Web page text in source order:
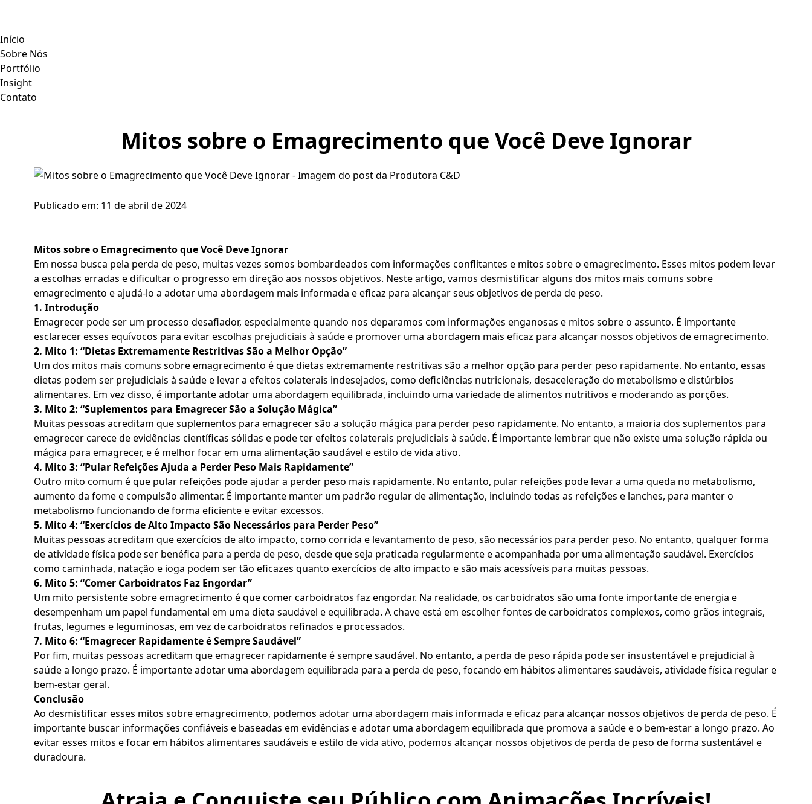
Início
Sobre Nós
Portfólio
Insight
Contato
Mitos sobre o Emagrecimento que Você Deve Ignorar
Publicado em: 11 de abril de 2024
Mitos sobre o Emagrecimento que Você Deve Ignorar
Em nossa busca pela perda de peso, muitas vezes somos bombardeados com informações conflitantes e mitos sobre o emagrecimento. Esses mitos podem levar
a escolhas erradas e dificultar o progresso em direção aos nossos objetivos. Neste artigo, vamos desmistificar alguns dos mitos mais comuns sobre
emagrecimento e ajudá-lo a adotar uma abordagem mais informada e eficaz para alcançar seus objetivos de perda de peso.
1. Introdução
Emagrecer pode ser um processo desafiador, especialmente quando nos deparamos com informações enganosas e mitos sobre o assunto. É importante
esclarecer esses equívocos para evitar escolhas prejudiciais à saúde e promover uma abordagem mais eficaz para alcançar nossos objetivos de emagrecimento.
2. Mito 1: “Dietas Extremamente Restritivas São a Melhor Opção”
Um dos mitos mais comuns sobre emagrecimento é que dietas extremamente restritivas são a melhor opção para perder peso rapidamente. No entanto, essas
dietas podem ser prejudiciais à saúde e levar a efeitos colaterais indesejados, como deficiências nutricionais, desaceleração do metabolismo e distúrbios
alimentares. Em vez disso, é importante adotar uma abordagem equilibrada, incluindo uma variedade de alimentos nutritivos e moderando as porções.
3. Mito 2: “Suplementos para Emagrecer São a Solução Mágica”
Muitas pessoas acreditam que suplementos para emagrecer são a solução mágica para perder peso rapidamente. No entanto, a maioria dos suplementos para
emagrecer carece de evidências científicas sólidas e pode ter efeitos colaterais prejudiciais à saúde. É importante lembrar que não existe uma solução rápida ou
mágica para emagrecer, e é melhor focar em uma alimentação saudável e estilo de vida ativo.
4. Mito 3: “Pular Refeições Ajuda a Perder Peso Mais Rapidamente”
Outro mito comum é que pular refeições pode ajudar a perder peso mais rapidamente. No entanto, pular refeições pode levar a uma queda no metabolismo,
aumento da fome e compulsão alimentar. É importante manter um padrão regular de alimentação, incluindo todas as refeições e lanches, para manter o
metabolismo funcionando de forma eficiente e evitar excessos.
5. Mito 4: “Exercícios de Alto Impacto São Necessários para Perder Peso”
Muitas pessoas acreditam que exercícios de alto impacto, como corrida e levantamento de peso, são necessários para perder peso. No entanto, qualquer forma
de atividade física pode ser benéfica para a perda de peso, desde que seja praticada regularmente e acompanhada por uma alimentação saudável. Exercícios
como caminhada, natação e ioga podem ser tão eficazes quanto exercícios de alto impacto e são mais acessíveis para muitas pessoas.
6. Mito 5: “Comer Carboidratos Faz Engordar”
Um mito persistente sobre emagrecimento é que comer carboidratos faz engordar. Na realidade, os carboidratos são uma fonte importante de energia e
desempenham um papel fundamental em uma dieta saudável e equilibrada. A chave está em escolher fontes de carboidratos complexos, como grãos integrais,
frutas, legumes e leguminosas, em vez de carboidratos refinados e processados.
7. Mito 6: “Emagrecer Rapidamente é Sempre Saudável”
Por fim, muitas pessoas acreditam que emagrecer rapidamente é sempre saudável. No entanto, a perda de peso rápida pode ser insustentável e prejudicial à
saúde a longo prazo. É importante adotar uma abordagem equilibrada para a perda de peso, focando em hábitos alimentares saudáveis, atividade física regular e
bem-estar geral.
Conclusão
Ao desmistificar esses mitos sobre emagrecimento, podemos adotar uma abordagem mais informada e eficaz para alcançar nossos objetivos de perda de peso. É
importante buscar informações confiáveis e baseadas em evidências e adotar uma abordagem equilibrada que promova a saúde e o bem-estar a longo prazo. Ao
evitar esses mitos e focar em hábitos alimentares saudáveis e estilo de vida ativo, podemos alcançar nossos objetivos de perda de peso de forma sustentável e
duradoura.